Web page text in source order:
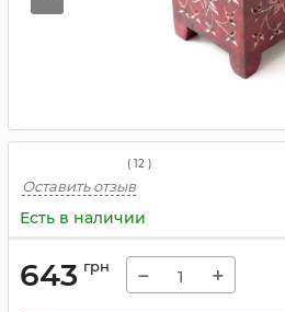
( 12 )
Оставить отзыв
Есть в наличии
643 грн − +